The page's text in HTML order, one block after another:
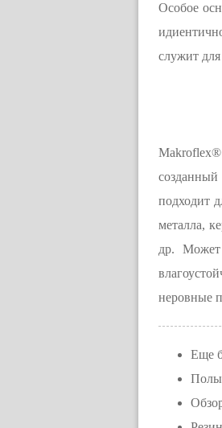
Особое
служит
подходит
металла,
др. Может
неровные
Еще
Полы